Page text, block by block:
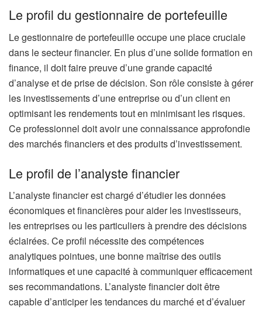
Le profil du gestionnaire de portefeuille
Le gestionnaire de portefeuille occupe une place cruciale
dans le secteur financier. En plus d’une solide formation en
finance, il doit faire preuve d’une grande capacité
d’analyse et de prise de décision. Son rôle consiste à gérer
les investissements d’une entreprise ou d’un client en
optimisant les rendements tout en minimisant les risques.
Ce professionnel doit avoir une connaissance approfondie
des marchés financiers et des produits d’investissement.
Le profil de l’analyste financier
L’analyste financier est chargé d’étudier les données
économiques et financières pour aider les investisseurs,
les entreprises ou les particuliers à prendre des décisions
éclairées. Ce profil nécessite des compétences
analytiques pointues, une bonne maîtrise des outils
informatiques et une capacité à communiquer efficacement
ses recommandations. L’analyste financier doit être
capable d’anticiper les tendances du marché et d’évaluer